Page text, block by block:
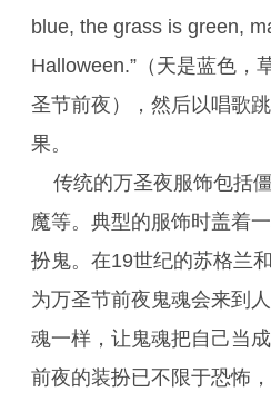
blue, the grass is green,
Halloween.”（天是蓝色，
圣节前夜），然后以唱歌
果。
传统的万圣夜服饰包括
魔等。典型的服饰时盖着
扮鬼。在19世纪的苏格兰
为万圣节前夜鬼魂会来到
魂一样，让鬼魂把自己当
前夜的装扮已不限于恐怖